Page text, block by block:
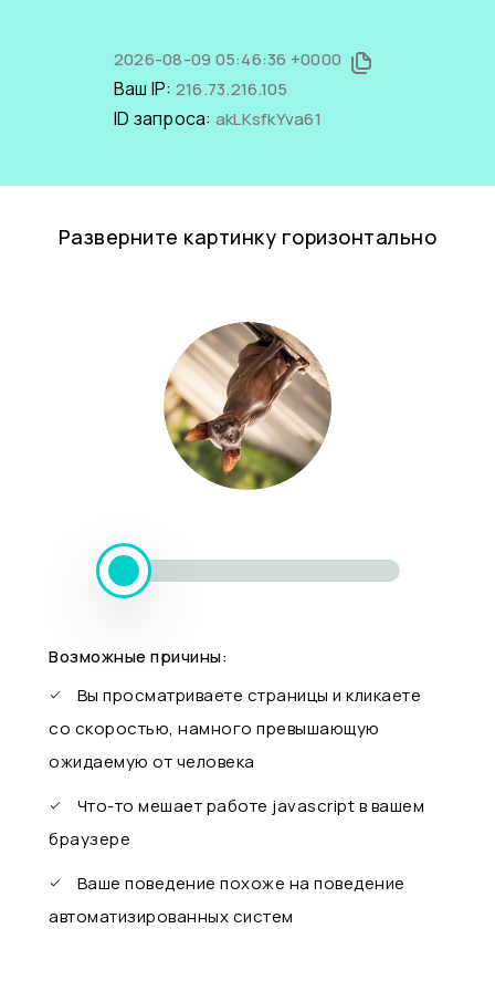
2026-08-09 05:46:36 +0000
Ваш IP: 216.73.216.105
ID запроса: akLKsfkYva61
Разверните картинку горизонтально
Возможные причины:
Вы просматриваете страницы и кликаете
со скоростью, намного превышающую
ожидаемую от человека
Что-то мешает работе javascript в вашем
браузере
Ваше поведение похоже на поведение
автоматизированных систем